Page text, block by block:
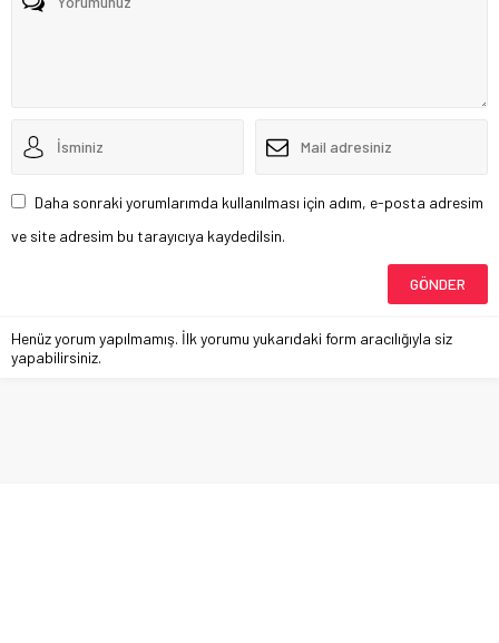
Daha sonraki yorumlarımda kullanılması için adım, e-posta adresim
ve site adresim bu tarayıcıya kaydedilsin.
Henüz yorum yapılmamış. İlk yorumu yukarıdaki form aracılığıyla siz
yapabilirsiniz.